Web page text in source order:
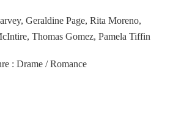
Geraldine Page, Rita Moreno,
Thomas Gomez, Pamela Tiffin
: Drame / Romance